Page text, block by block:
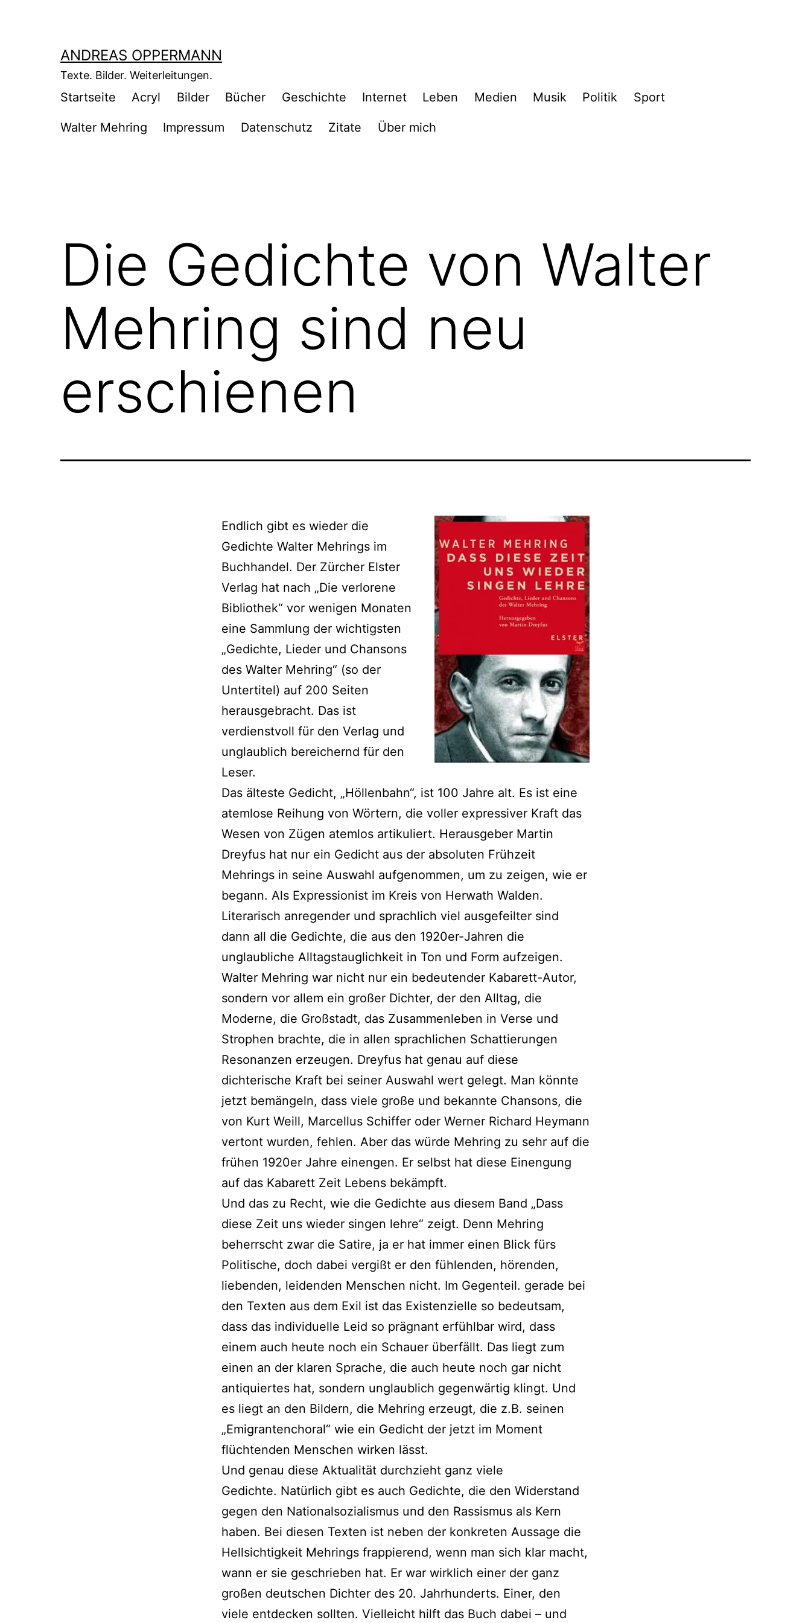
ANDREAS OPPERMANN
Texte. Bilder. Weiterleitungen.
Startseite Acryl Bilder Bücher Geschichte Internet Leben Medien Musik Politik Sport
Walter Mehring Impressum Datenschutz Zitate Über mich
Die Gedichte von Walter
Mehring sind neu
erschienen
Endlich gibt es wieder die
Gedichte Walter Mehrings im
Buchhandel. Der Zürcher Elster
Verlag hat nach „Die verlorene
Bibliothek“ vor wenigen Monaten
eine Sammlung der wichtigsten
„Gedichte, Lieder und Chansons
des Walter Mehring“ (so der
Untertitel) auf 200 Seiten
herausgebracht. Das ist
verdienstvoll für den Verlag und
unglaublich bereichernd für den
Leser.
Das älteste Gedicht, „Höllenbahn“, ist 100 Jahre alt. Es ist eine
atemlose Reihung von Wörtern, die voller expressiver Kraft das
Wesen von Zügen atemlos artikuliert. Herausgeber Martin
Dreyfus hat nur ein Gedicht aus der absoluten Frühzeit
Mehrings in seine Auswahl aufgenommen, um zu zeigen, wie er
begann. Als Expressionist im Kreis von Herwath Walden.
Literarisch anregender und sprachlich viel ausgefeilter sind
dann all die Gedichte, die aus den 1920er-Jahren die
unglaubliche Alltagstauglichkeit in Ton und Form aufzeigen.
Walter Mehring war nicht nur ein bedeutender Kabarett-Autor,
sondern vor allem ein großer Dichter, der den Alltag, die
Moderne, die Großstadt, das Zusammenleben in Verse und
Strophen brachte, die in allen sprachlichen Schattierungen
Resonanzen erzeugen. Dreyfus hat genau auf diese
dichterische Kraft bei seiner Auswahl wert gelegt. Man könnte
jetzt bemängeln, dass viele große und bekannte Chansons, die
von Kurt Weill, Marcellus Schiffer oder Werner Richard Heymann
vertont wurden, fehlen. Aber das würde Mehring zu sehr auf die
frühen 1920er Jahre einengen. Er selbst hat diese Einengung
auf das Kabarett Zeit Lebens bekämpft.
Und das zu Recht, wie die Gedichte aus diesem Band „Dass
diese Zeit uns wieder singen lehre“ zeigt. Denn Mehring
beherrscht zwar die Satire, ja er hat immer einen Blick fürs
Politische, doch dabei vergißt er den fühlenden, hörenden,
liebenden, leidenden Menschen nicht. Im Gegenteil. gerade bei
den Texten aus dem Exil ist das Existenzielle so bedeutsam,
dass das individuelle Leid so prägnant erfühlbar wird, dass
einem auch heute noch ein Schauer überfällt. Das liegt zum
einen an der klaren Sprache, die auch heute noch gar nicht
antiquiertes hat, sondern unglaublich gegenwärtig klingt. Und
es liegt an den Bildern, die Mehring erzeugt, die z.B. seinen
„Emigrantenchoral“ wie ein Gedicht der jetzt im Moment
flüchtenden Menschen wirken lässt.
Und genau diese Aktualität durchzieht ganz viele
Gedichte. Natürlich gibt es auch Gedichte, die den Widerstand
gegen den Nationalsozialismus und den Rassismus als Kern
haben. Bei diesen Texten ist neben der konkreten Aussage die
Hellsichtigkeit Mehrings frappierend, wenn man sich klar macht,
wann er sie geschrieben hat. Er war wirklich einer der ganz
großen deutschen Dichter des 20. Jahrhunderts. Einer, den
viele entdecken sollten. Vielleicht hilft das Buch dabei – und